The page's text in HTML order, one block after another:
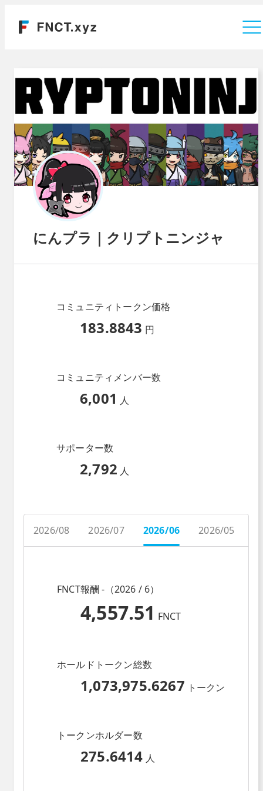
にんプラ｜クリプトニンジャ
コミュニティトークン価格
183.8843 円
コミュニティメンバー数
6,001 人
サポーター数
2,792 人
2026/08 2026/07 2026/06 2026/05
FNCT報酬 -（2026 / 6）
4,557.51 FNCT
ホールドトークン総数
1,073,975.6267 トークン
トークンホルダー数
275.6414 人